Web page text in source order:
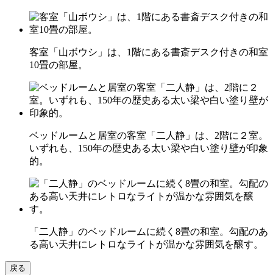
客室「山ボウシ」は、1階にある書斎デスク付きの和室
10畳の部屋。
ベッドルームと居室の客室「二人静」は、2階に２室。
いずれも、150年の歴史ある太い梁や白い塗り壁が印象
的。
「二人静」のベッドルームに続く8畳の和室。勾配のあ
る高い天井にレトロなライトが温かな雰囲気を醸す。
戻る